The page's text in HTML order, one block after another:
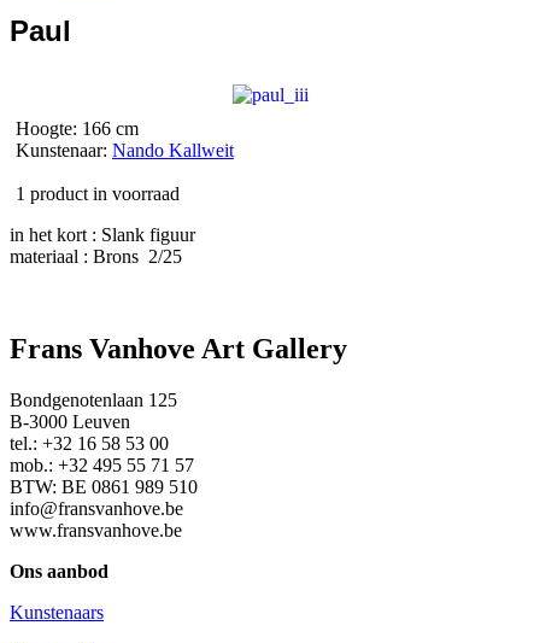
Paul
Hoogte: 166 cm
Kunstenaar: Nando Kallweit
1 product in voorraad
in het kort : Slank figuur
materiaal : Brons 2/25
Frans Vanhove Art Gallery
Bondgenotenlaan 125
B-3000 Leuven
tel.: +32 16 58 53 00
mob.: +32 495 55 71 57
BTW: BE 0861 989 510
info@fransvanhove.be
www.fransvanhove.be
Ons aanbod
Kunstenaars